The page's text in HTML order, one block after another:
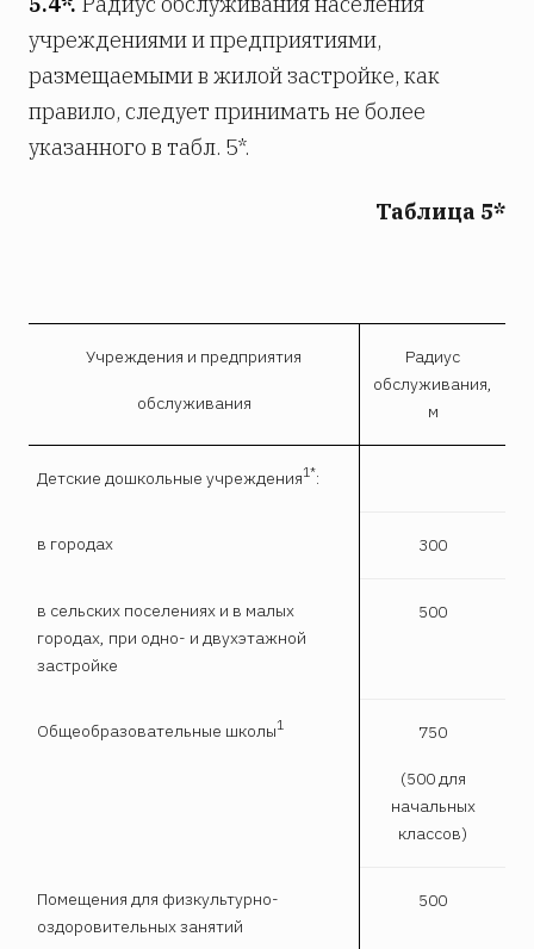
учреждениями и предприятиями,
размещаемыми в жилой застройке, как
правило, следует принимать не более
указанного в табл. 5*.
Таблица 5*
Учреждения и предприятия
обслуживания
Радиус
обслуживания,
м
Детские дошкольные учреждения1*:
в городах 300
в сельских поселениях и в малых
городах, при одно- и двухэтажной
застройке
500
Общеобразовательные школы1 750
(500 для
начальных
классов)
Помещения для физкультурно-
оздоровительных занятий
500